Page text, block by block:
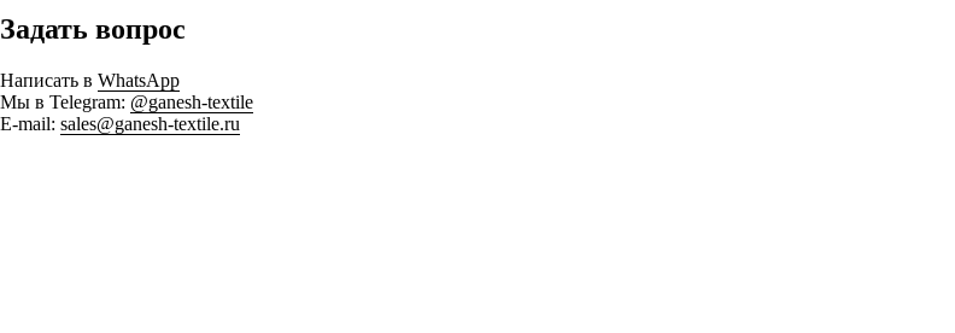
Задать вопрос
Написать в WhatsApp
Мы в Telegram: @ganesh-textile
E-mail: sales@ganesh-textile.ru